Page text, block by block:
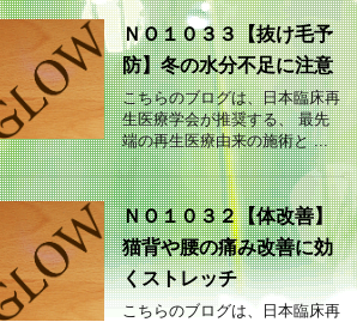
ＮＯ１０３３【抜け毛予
防】冬の水分不足に注意
こちらのブログは、日本臨床再
生医療学会が推奨する、 最先
端の再生医療由来の施術と ...
ＮＯ１０３２【体改善】
猫背や腰の痛み改善に効
くストレッチ
こちらのブログは、日本臨床再